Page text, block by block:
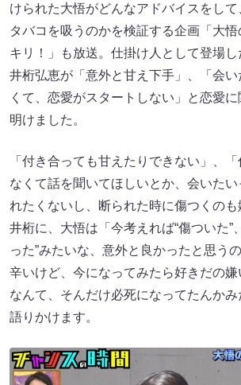
けられた大悟がどんなアドバイスをし
タバコを吸うのかを検証する企画「大
キリ！」も放送。仕掛け人として登場
井桁弘恵が「意外と甘え下手」、「会
くて、恋愛がスタートしない」と恋愛
明けました。
「付き合っても甘えたりできない」、
なくて話を聞いてほしいとか、会いた
れたくないし、断られた時に傷つくの
井桁に、大悟は「今考えれば“傷ついた”
った”みたいな、意外と良かったと思う
辛いけど、今になってみたら好きだの
なんて、そんだけ必死になってたんかみ
語りかけます。